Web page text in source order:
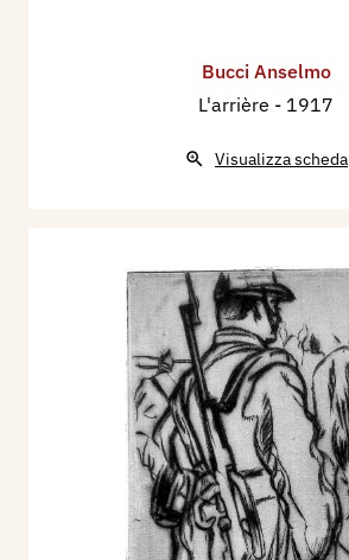
Bucci Anselmo
L'arrière - 1917
Visualizza scheda